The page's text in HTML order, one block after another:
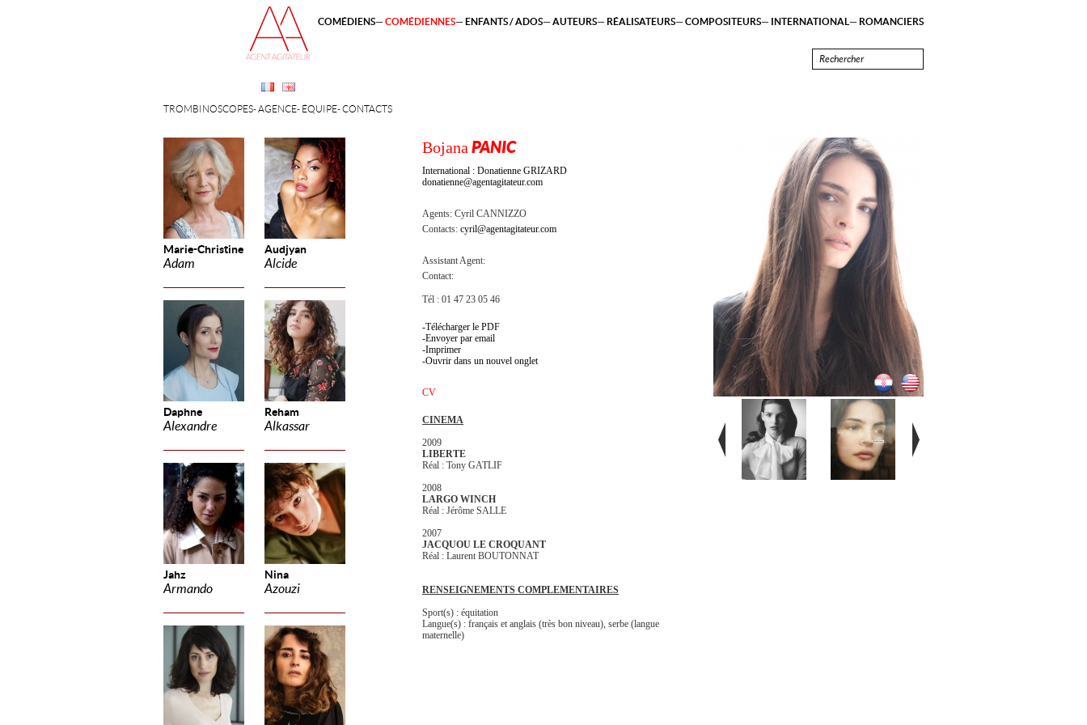
Marie-Christine
Adam
Audjyan
Alcide
Daphne
Alexandre
Reham
Alkassar
Jahz
Armando
Nina
Azouzi
TROMBINOSCOPES AGENCE ÉQUIPE CONTACTS
COMÉDIENS COMÉDIENNES ENFANTS / ADOS AUTEURS RÉALISATEURS COMPOSITEURS INTERNATIONAL ROMANCIERS
Bojana PANIC
International : Donatienne GRIZARD
donatienne@agentagitateur.com
Agents: Cyril CANNIZZO
Contacts: cyril@agentagitateur.com
Assistant Agent:
Contact:
Tél : 01 47 23 05 46
Télécharger le PDF
Envoyer par email
Imprimer
Ouvrir dans un nouvel onglet
CV
CINEMA
2009
LIBERTE
Réal : Tony GATLIF
2008
LARGO WINCH
Réal : Jérôme SALLE
2007
JACQUOU LE CROQUANT
Réal : Laurent BOUTONNAT
RENSEIGNEMENTS COMPLEMENTAIRES
Sport(s) : équitation
Langue(s) : français et anglais (très bon niveau), serbe (langue
maternelle)